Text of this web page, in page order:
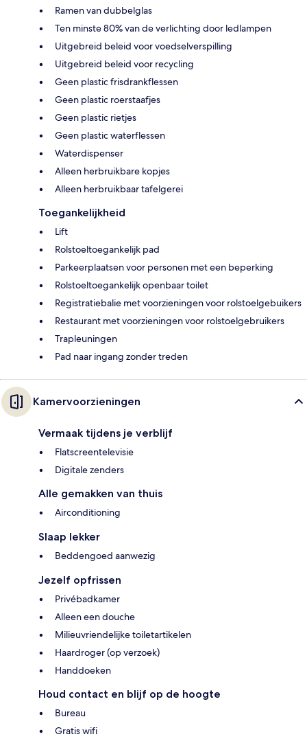
Ramen van dubbelglas
Ten minste 80% van de verlichting door ledlampen
Uitgebreid beleid voor voedselverspilling
Uitgebreid beleid voor recycling
Geen plastic frisdrankflessen
Geen plastic roerstaafjes
Geen plastic rietjes
Geen plastic waterflessen
Waterdispenser
Alleen herbruikbare kopjes
Alleen herbruikbaar tafelgerei
Toegankelijkheid
Lift
Rolstoeltoegankelijk pad
Parkeerplaatsen voor personen met een beperking
Rolstoeltoegankelijk openbaar toilet
Registratiebalie met voorzieningen voor rolstoelgebuikers
Restaurant met voorzieningen voor rolstoelgebruikers
Trapleuningen
Pad naar ingang zonder treden
Kamervoorzieningen
Vermaak tijdens je verblijf
Flatscreentelevisie
Digitale zenders
Alle gemakken van thuis
Airconditioning
Slaap lekker
Beddengoed aanwezig
Jezelf opfrissen
Privébadkamer
Alleen een douche
Milieuvriendelijke toiletartikelen
Haardroger (op verzoek)
Handdoeken
Houd contact en blijf op de hoogte
Bureau
Gratis wifi